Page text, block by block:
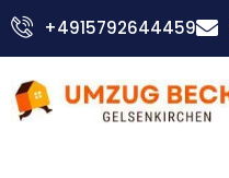
Zum
Inhalt
+4915792644459